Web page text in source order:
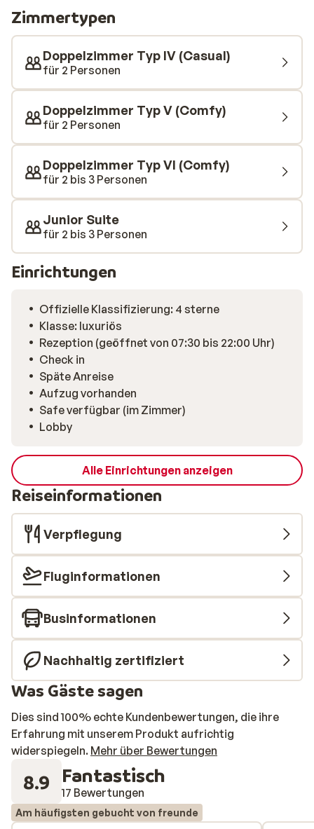
reichhaltiges Frühstücksbuffet, damit Sie voller
Energie auf die Piste gehen können. Der Lift und das
pulsierende Zentrum von Mayrhofen sind nur 500
Meter entfernt. Nach dem Skifahren können Sie in einer
der Après-Ski-Bars im Zentrum einen Toast
aussprechen. Lust auf Entspannung? Das Hotel
Zillertalerhof verfügt über ein wunderschönes
beheiztes Hallenbad, in dem Sie entspannende Bahnen
oder dem türkischen Bad können Sie Ihre Muskeln
wieder aufwärmen. Im traditionell eingerichteten
Restaurant können Sie jeden Abend köstliche
kulinarische Gerichte genießen. Gut zu wissen:
Zweimal pro Woche finden im Pool Yogakurse statt.
Zimmertypen
Doppelzimmer Typ IV (Casual)
für 2 Personen
Doppelzimmer Typ V (Comfy)
für 2 Personen
Doppelzimmer Typ VI (Comfy)
für 2 bis 3 Personen
Junior Suite
für 2 bis 3 Personen
Einrichtungen
Offizielle Klassifizierung: 4 sterne
Klasse: luxuriös
Rezeption (geöffnet von 07:30 bis 22:00 Uhr)
Check in
Späte Anreise
Aufzug vorhanden
Safe verfügbar (im Zimmer)
Lobby
Alle Einrichtungen anzeigen
Reiseinformationen
Verpflegung
Fluginformationen
Businformationen
Nachhaltig zertifiziert
Was Gäste sagen
Dies sind 100% echte Kundenbewertungen, die ihre
Erfahrung mit unserem Produkt aufrichtig
widerspiegeln. Mehr über Bewertungen
8.9 Fantastisch
17 Bewertungen
Am häufigsten gebucht von freunde